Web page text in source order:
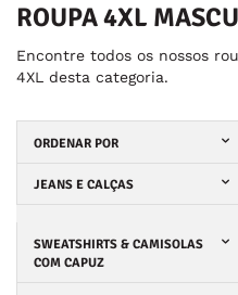
ROUPA 4XL
Encontre todos os nossos
4XL desta categoria.
ORDENAR POR
JEANS E CALÇAS
SWEATSHIRTS & CAMISOLAS
COM CAPUZ